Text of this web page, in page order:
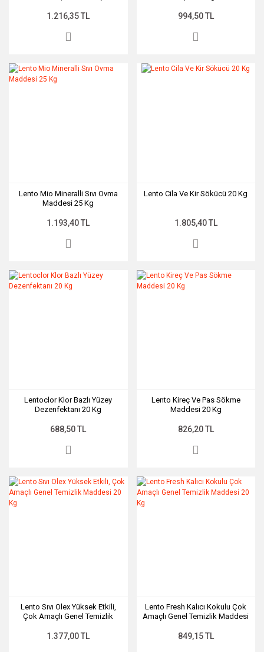
1.216,35 TL 994,50 TL
Lento Mio Mineralli Sıvı Ovma
Maddesi 25 Kg
1.193,40 TL
Lento Cila Ve Kir Sökücü 20 Kg
1.805,40 TL
Lentoclor Klor Bazlı Yüzey
Dezenfektanı 20 Kg
688,50 TL
Lento Kireç Ve Pas Sökme
Maddesi 20 Kg
826,20 TL
Lento Sıvı Olex Yüksek Etkili,
Çok Amaçlı Genel Temizlik
1.377,00 TL
Lento Fresh Kalıcı Kokulu Çok
Amaçlı Genel Temizlik Maddesi
849,15 TL